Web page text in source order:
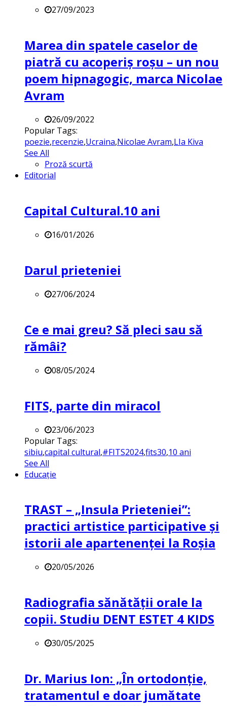
27/09/2023
Marea din spatele caselor de
piatră cu acoperiș roșu – un nou
poem hipnagogic, marca Nicolae
Avram
26/09/2022
Popular Tags:
poezie,recenzie,Ucraina,Nicolae Avram,LIa Kiva
See All
Proză scurtă
Editorial
Capital Cultural.10 ani
16/01/2026
Darul prieteniei
27/06/2024
Ce e mai greu? Să pleci sau să
rămâi?
08/05/2024
FITS, parte din miracol
23/06/2023
Popular Tags:
sibiu,capital cultural,#FITS2024,fits30,10 ani
See All
Educație
TRAST – „Insula Prieteniei”:
practici artistice participative și
istorii ale apartenenței la Roșia
20/05/2026
Radiografia sănătății orale la
copii. Studiu DENT ESTET 4 KIDS
30/05/2025
Dr. Marius Ion: „În ortodonție,
tratamentul e doar jumătate